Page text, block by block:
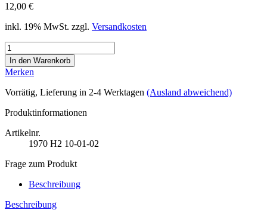
12,00 €
inkl. 19% MwSt. zzgl. Versandkosten
Merken
Vorrätig, Lieferung in 2-4 Werktagen (Ausland abweichend)
Produktinformationen
Artikelnr.
1970 H2 10-01-02
Frage zum Produkt
Beschreibung
Beschreibung